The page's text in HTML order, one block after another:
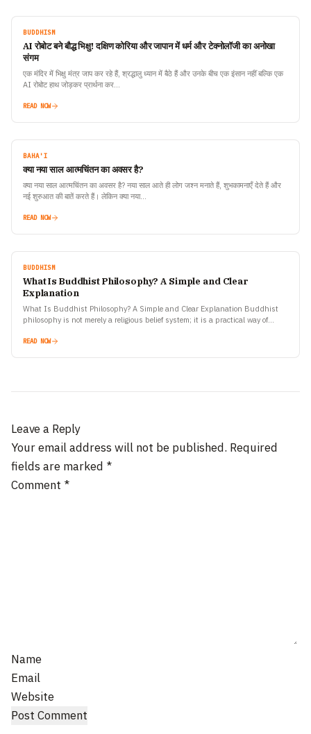
BUDDHISM
AI रोबोट बने बौद्ध भिक्षु! दक्षिण कोरिया और जापान में धर्म और टेक्नोलॉजी का अनोखा
संगम
एक मंदिर में भिक्षु मंत्र जाप कर रहे हैं, श्रद्धालु ध्यान में बैठे हैं और उनके बीच एक इंसान नहीं बल्कि एक
AI रोबोट हाथ जोड़कर प्रार्थना कर…
READ NOW
BAHA'I
क्या नया साल आत्मचिंतन का अवसर है?
क्या नया साल आत्मचिंतन का अवसर है? नया साल आते ही लोग जश्न मनाते हैं, शुभकामनाएँ देते हैं और
नई शुरुआत की बातें करते हैं। लेकिन क्या नया…
READ NOW
BUDDHISM
What Is Buddhist Philosophy? A Simple and Clear
Explanation
What Is Buddhist Philosophy? A Simple and Clear Explanation Buddhist
philosophy is not merely a religious belief system; it is a practical way of
READ NOW
Leave a Reply
Your email address will not be published. Required
fields are marked *
Comment *
Name
Email
Website